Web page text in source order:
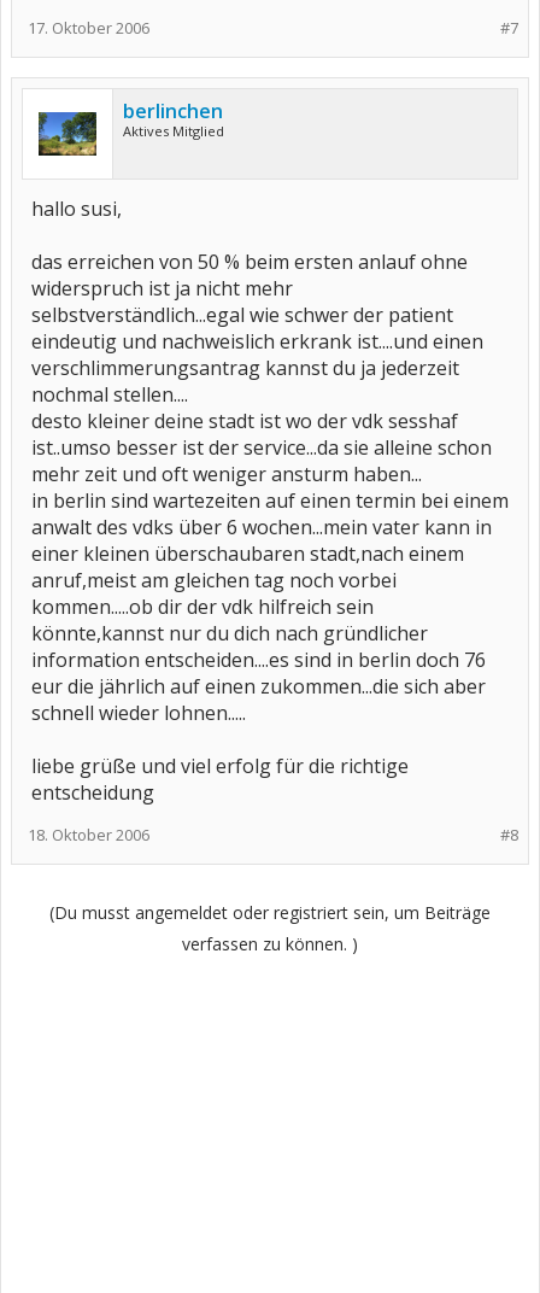
#7
17. Oktober 2006
berlinchen
Aktives Mitglied
hallo susi,
das erreichen von 50 % beim ersten anlauf ohne
widerspruch ist ja nicht mehr
selbstverständlich...egal wie schwer der patient
eindeutig und nachweislich erkrank ist....und einen
verschlimmerungsantrag kannst du ja jederzeit
nochmal stellen....
desto kleiner deine stadt ist wo der vdk sesshaf
ist..umso besser ist der service...da sie alleine schon
mehr zeit und oft weniger ansturm haben...
in berlin sind wartezeiten auf einen termin bei einem
anwalt des vdks über 6 wochen...mein vater kann in
einer kleinen überschaubaren stadt,nach einem
anruf,meist am gleichen tag noch vorbei
kommen.....ob dir der vdk hilfreich sein
könnte,kannst nur du dich nach gründlicher
information entscheiden....es sind in berlin doch 76
eur die jährlich auf einen zukommen...die sich aber
schnell wieder lohnen.....
liebe grüße und viel erfolg für die richtige
entscheidung
#8
18. Oktober 2006
(Du musst angemeldet oder registriert sein, um Beiträge
verfassen zu können. )